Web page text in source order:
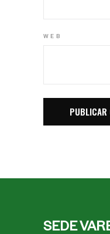
WEB
SEDE